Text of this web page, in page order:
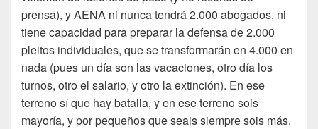
prensa), y AENA ni nunca tendrá 2.000 abogados, ni
tiene capacidad para preparar la defensa de 2.000
pleitos individuales, que se transformarán en 4.000 en
nada (pues un día son las vacaciones, otro día los
turnos, otro el salario, y otro la extinción). En ese
terreno sí que hay batalla, y en ese terreno sois
mayoría, y por pequeños que seais siempre sois más.